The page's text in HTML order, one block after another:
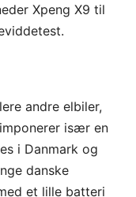
Xpeng X9 til
andre elbiler,
især en
i Danmark og
danske
et lille batteri